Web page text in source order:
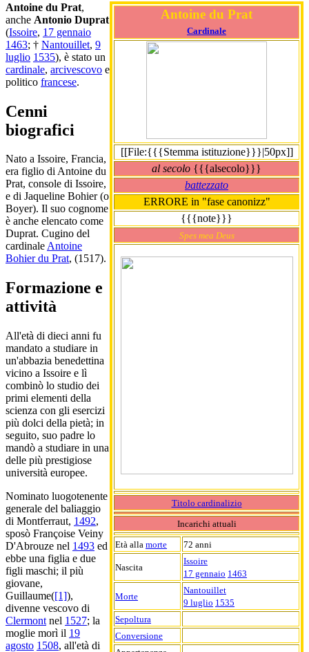
Antoine du Prat
Cardinale
[[File:{{{Stemma istituzione}}}|50px]]
al secolo {{{alsecolo}}}
battezzato
ERRORE in "fase canonizz"
{{{note}}}
Spes mea Deus
Titolo cardinalizio
Incarichi attuali
Età alla morte 72 anni
Nascita
Issoire
17 gennaio 1463
Morte
Nantouillet
9 luglio 1535
Sepoltura
Conversione
Antoine du Prat,
anche Antonio Duprat
(Issoire, 17 gennaio
1463; † Nantouillet, 9
luglio 1535), è stato un
cardinale, arcivescovo e
politico francese.
Cenni
biografici
Nato a Issoire, Francia,
era figlio di Antoine du
Prat, console di Issoire,
e di Jaqueline Bohier (o
Boyer). Il suo cognome
è anche elencato come
Duprat. Cugino del
cardinaleAntoine
Bohier du Prat, (1517).
Formazione e
attività
All'età di dieci anni fu
mandato a studiare in
un'abbazia benedettina
vicino a Issoire e lì
combinò lo studio dei
primi elementi della
scienza con gli esercizi
più dolci della pietà; in
seguito, suo padre lo
mandò a studiare in una
delle più prestigiose
università europee.
Nominato luogotenente
generale del baliaggio
di Montferraut, 1492,
sposò Françoise Veiny
D'Abrouze nel 1493 ed
ebbe una figlia e due
figli maschi; il più
giovane,
Guillaume([1]),
divenne vescovo di
Clermont nel 1527; la
moglie morì il 19
agosto 1508, all'età di